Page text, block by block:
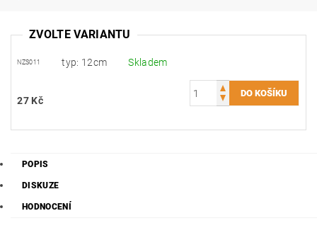
ZVOLTE VARIANTU
NZS011 typ: 12cm Skladem
27 Kč
POPIS
DISKUZE
HODNOCENÍ